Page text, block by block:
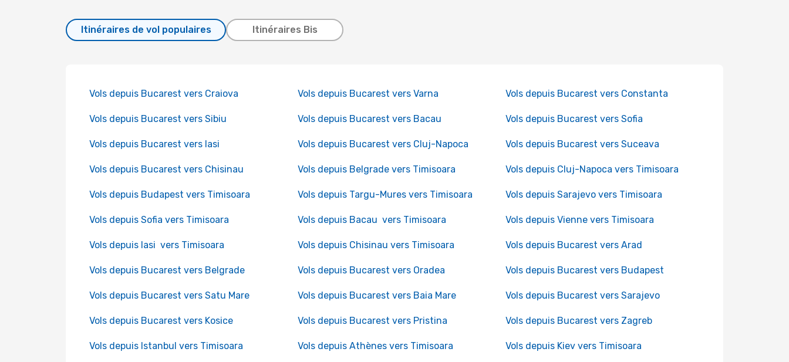
Itinéraires de vol populaires Itinéraires Bis
Vols depuis Bucarest vers Craiova Vols depuis Bucarest vers Varna Vols depuis Bucarest vers Constanta
Vols depuis Bucarest vers Sibiu Vols depuis Bucarest vers Bacau Vols depuis Bucarest vers Sofia
Vols depuis Bucarest vers Iasi Vols depuis Bucarest vers Cluj-Napoca Vols depuis Bucarest vers Suceava
Vols depuis Bucarest vers Chisinau Vols depuis Belgrade vers Timisoara Vols depuis Cluj-Napoca vers Timisoara
Vols depuis Budapest vers Timisoara Vols depuis Targu-Mures vers Timisoara Vols depuis Sarajevo vers Timisoara
Vols depuis Sofia vers Timisoara Vols depuis Bacau vers Timisoara Vols depuis Vienne vers Timisoara
Vols depuis Iasi vers Timisoara Vols depuis Chisinau vers Timisoara Vols depuis Bucarest vers Arad
Vols depuis Bucarest vers Belgrade Vols depuis Bucarest vers Oradea Vols depuis Bucarest vers Budapest
Vols depuis Bucarest vers Satu Mare Vols depuis Bucarest vers Baia Mare Vols depuis Bucarest vers Sarajevo
Vols depuis Bucarest vers Kosice Vols depuis Bucarest vers Pristina Vols depuis Bucarest vers Zagreb
Vols depuis Istanbul vers Timisoara Vols depuis Athènes vers Timisoara Vols depuis Kiev vers Timisoara